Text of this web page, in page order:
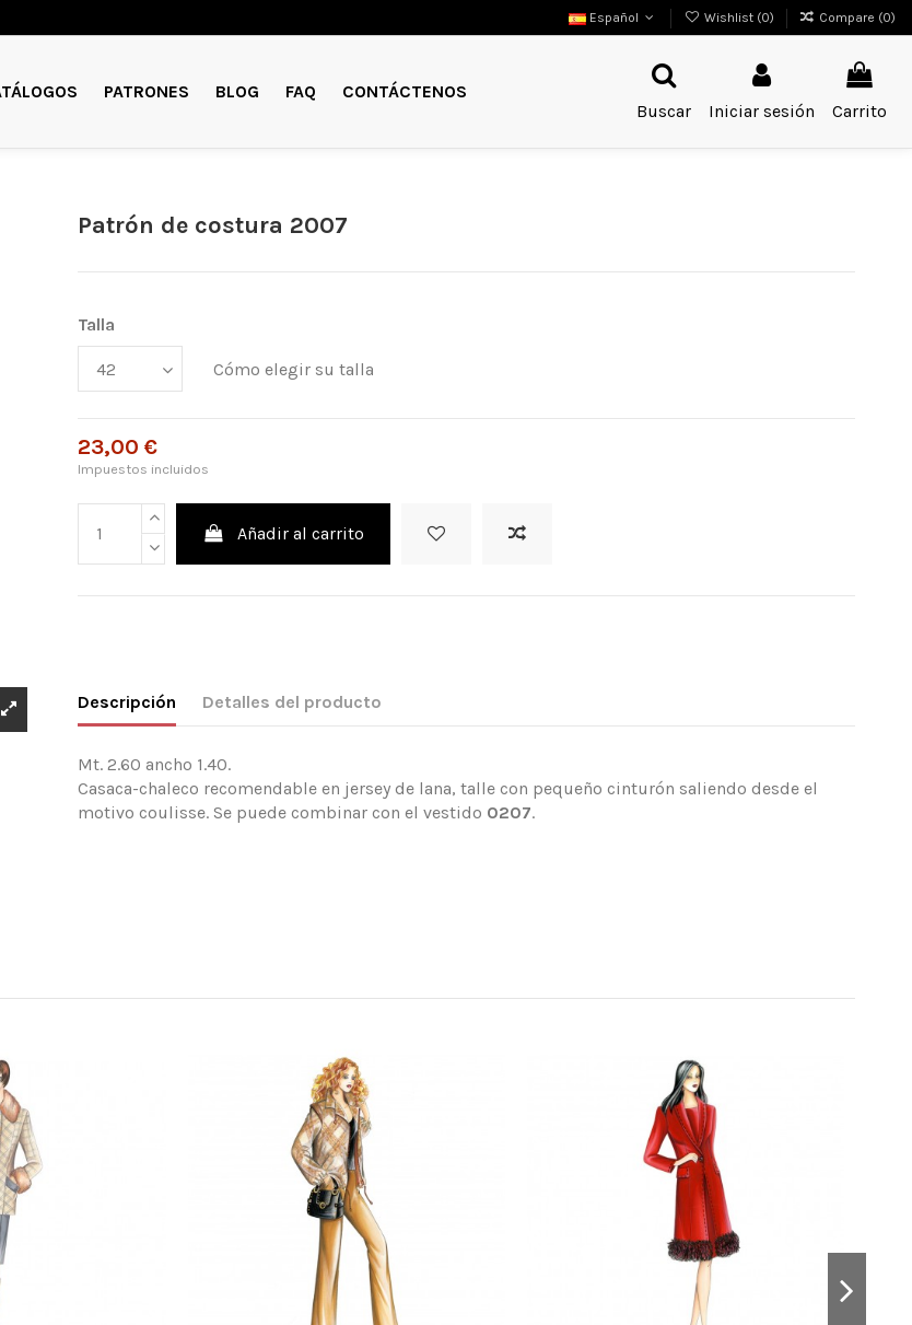
Español Wishlist (0) Compare (0)
PATRONES BLOG FAQ
CONTÁCTENOS
Buscar
Iniciar sesión Carrito
Patrón de costura 2007
Talla
Cómo elegir su talla
23,00 €
Impuestos incluidos
Añadir al carrito
Descripción Detalles del producto
Mt. 2.60 ancho 1.40.
Casaca-chaleco recomendable en jersey de lana, talle con pequeño cinturón saliendo desde el
motivo coulisse. Se puede combinar con el vestido 0207.